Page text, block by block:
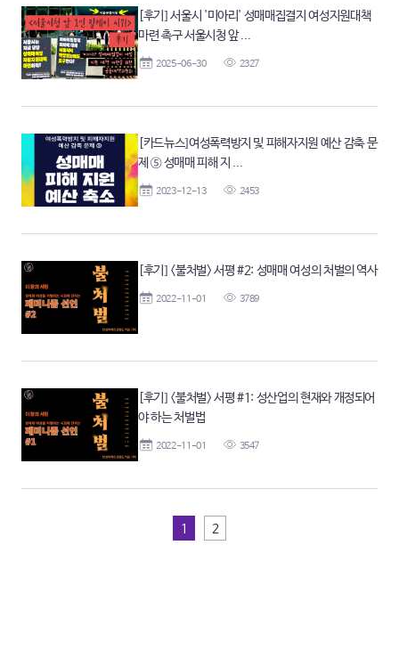
[후기] 서울시 '미아리' 성매매집결지 여성지원대책
마련 촉구 서울시청 앞 ...
2025-06-30 2327
[카드뉴스]여성폭력방지 및 피해자지원 예산 감축 문
제 ⑤ 성매매 피해 지 ...
2023-12-13 2453
[후기] <불처벌> 서평 #2: 성매매 여성의 처벌의 역사
2022-11-01 3789
[후기] <불처벌> 서평 #1: 성산업의 현재와 개정되어
야 하는 처벌법
2022-11-01 3547
1 2